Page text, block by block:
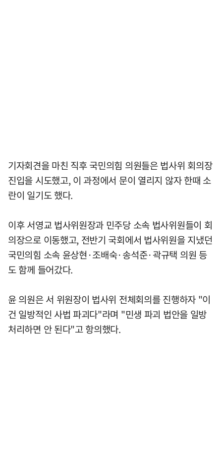
기자회견을 마친 직후 국민의힘 의원들은 법사위 회의장
진입을 시도했고, 이 과정에서 문이 열리지 않자 한때 소
란이 일기도 했다.
이후 서영교 법사위원장과 민주당 소속 법사위원들이 회
의장으로 이동했고, 전반기 국회에서 법사위원을 지냈던
국민의힘 소속 윤상현·조배숙·송석준·곽규택 의원 등
도 함께 들어갔다.
윤 의원은 서 위원장이 법사위 전체회의를 진행하자 "이
건 일방적인 사법 파괴다"라며 "민생 파괴 법안을 일방
처리하면 안 된다"고 항의했다.